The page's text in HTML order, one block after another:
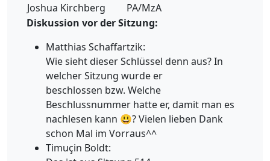
Joshua Kirchberg
PA/MzA
Diskussion vor der Sitzung:
Matthias Schaffartzik:
Wie sieht dieser Schlüssel denn aus? In
welcher Sitzung wurde er
beschlossen bzw. Welche
Beschlussnummer hatte er, damit man es
nachlesen kann 😃? Vielen lieben Dank
schon Mal im Vorraus^^
Timuçin Boldt: